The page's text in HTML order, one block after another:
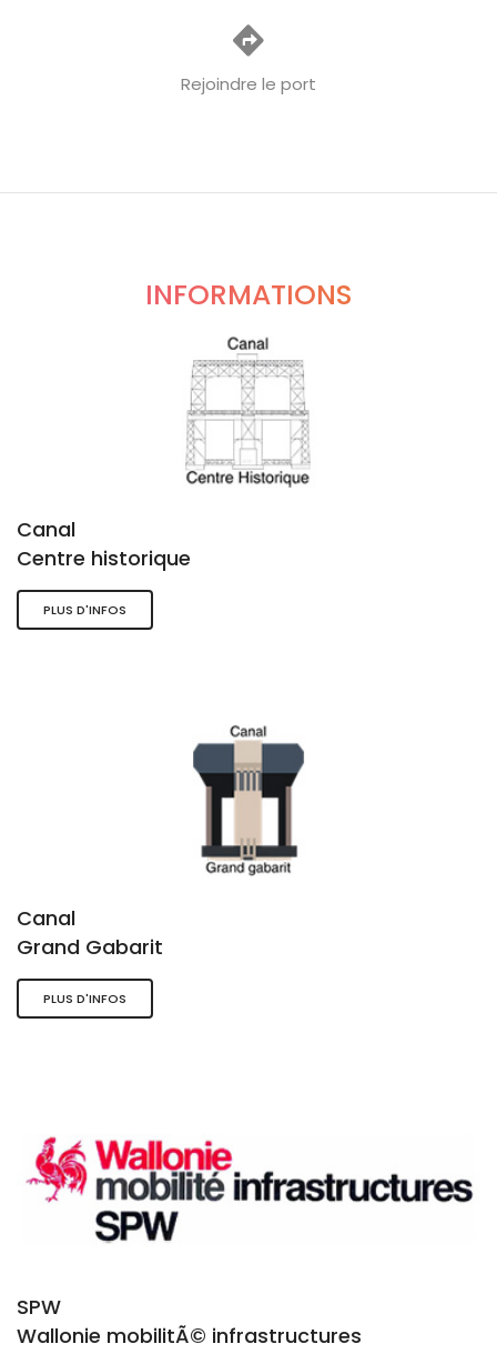
Rejoindre le port
INFORMATIONS
Canal
Centre historique
PLUS D'INFOS
Canal
Grand Gabarit
PLUS D'INFOS
SPW
Wallonie mobilitÃ© infrastructures